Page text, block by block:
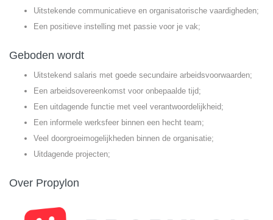
Uitstekende communicatieve en organisatorische vaardigheden;
Een positieve instelling met passie voor je vak;
Geboden wordt
Uitstekend salaris met goede secundaire arbeidsvoorwaarden;
Een arbeidsovereenkomst voor onbepaalde tijd;
Een uitdagende functie met veel verantwoordelijkheid;
Een informele werksfeer binnen een hecht team;
Veel doorgroeimogelijkheden binnen de organisatie;
Uitdagende projecten;
Over Propylon